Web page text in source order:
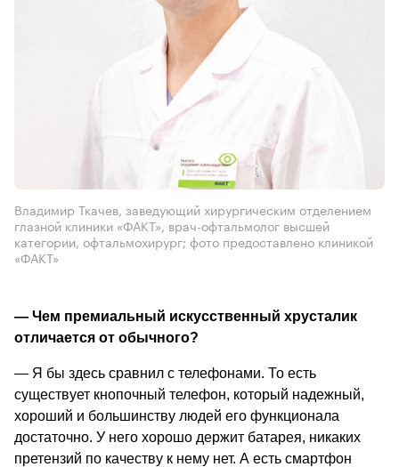
Владимир Ткачев, заведующий хирургическим отделением
глазной клиники «ФАКТ», врач-офтальмолог высшей
категории, офтальмохирург; фото предоставлено клиникой
«ФАКТ»
— Чем премиальный искусственный хрусталик
отличается от обычного?
— Я бы здесь сравнил с телефонами. То есть
существует кнопочный телефон, который надежный,
хороший и большинству людей его функционала
достаточно. У него хорошо держит батарея, никаких
претензий по качеству к нему нет. А есть смартфон